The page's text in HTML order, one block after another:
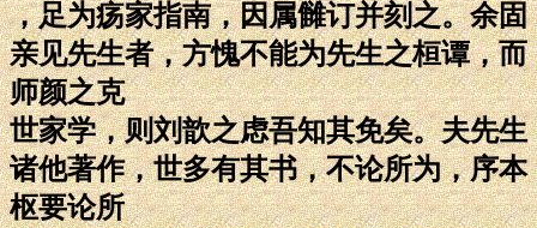
，足为疡家指南，因属雠订并刻之。余固
亲见先生者，方愧不能为先生之桓谭，而
师颜之克
世家学，则刘歆之虑吾知其免矣。夫先生
诸他著作，世多有其书，不论所为，序本
枢要论所